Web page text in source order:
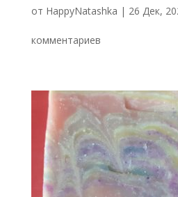
от HappyNatashka | 26 Дек,
комментариев